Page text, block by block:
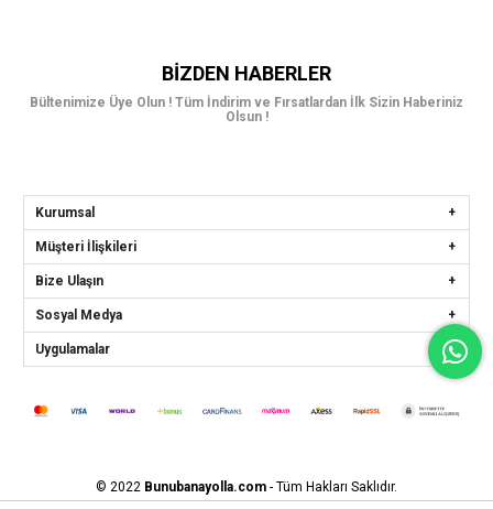
BIZDEN HABERLER
Bültenimize Üye Olun ! Tüm İndirim ve Fırsatlardan İlk Sizin Haberiniz
Olsun !
Kurumsal
Müşteri İlişkileri
Bize Ulaşın
Sosyal Medya
Uygulamalar
© 2022 Bunubanayolla.com- Tüm Hakları Saklıdır.